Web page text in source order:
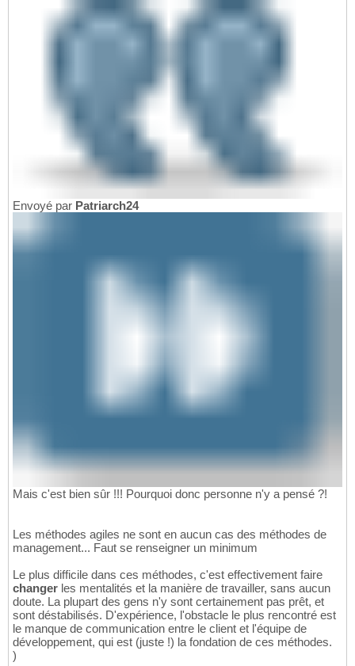
Envoyé par Patriarch24
Mais c'est bien sûr !!! Pourquoi donc personne n'y a pensé ?!
Les méthodes agiles ne sont en aucun cas des méthodes de
management... Faut se renseigner un minimum
Le plus difficile dans ces méthodes, c'est effectivement faire
changer les mentalités et la manière de travailler, sans aucun
doute. La plupart des gens n'y sont certainement pas prêt, et
sont déstabilisés. D'expérience, l'obstacle le plus rencontré est
le manque de communication entre le client et l'équipe de
développement, qui est (juste !) la fondation de ces méthodes.
)